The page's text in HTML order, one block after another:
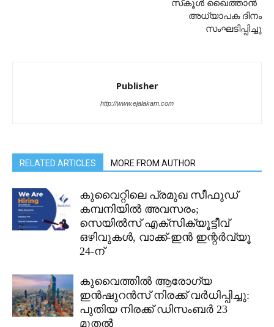
സ്‌കൂള്‍ ഖൈത്താന്‍
അധ്യാപക ദിനം
സംഘടിപ്പിച്ചു
Publisher
http://www.ejalakam.com
RELATED ARTICLES MORE FROM AUTHOR
കുവൈറ്റിലെ പ്രമുഖ സീഫുഡ്
കമ്പനിയിൽ അവസരം;
സെയിൽസ് എക്സിക്യൂട്ടീവ്
ഒഴിവുകൾ, വാക്ക്-ഇൻ ഇന്റർവ്യൂ
24-ന്
കുവൈത്തിൽ ആരോഗ്യ
ഇൻഷുറൻസ് നിരക്ക് വർധിപ്പിച്ചു:
പുതിയ നിരക്ക് ഡിസംബർ 23
മുതൽ